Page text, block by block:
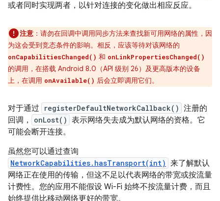
或者同时实现两者，以针对连接的变化做出相应反应。
注意 ：请勿在回调中调用同步方法来查找新可用网络的属性，因
为这会受到竞态条件的影响。相反，应该等待对该网络的
onCapabilitiesChanged() 和 onLinkPropertiesChanged()
的调用，在搭载 Android 8.0（API 级别 26）及更高版本的设备
上，在调用 onAvailable() 后会立即调用它们。
对于通过 registerDefaultNetworkCallback() 注册的
回调，
onLost() 表示网络失去成为默认网络的资格。它
可能会断开连接。
虽然您可以通过查询
NetworkCapabilities.hasTransport(int) 来了解默认
网络正在使用的传输，但这不足以代表网络的带宽或按流量
计费性。您的应用不能假设 Wi-Fi 始终不按流量计费，而且
始终提供比移动网络更好的带宽。